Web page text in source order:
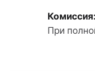
Комиссия:
При